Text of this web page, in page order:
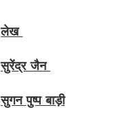
लेख
सुरेंद्र जैन
सुगन पुष्प बाड़ी